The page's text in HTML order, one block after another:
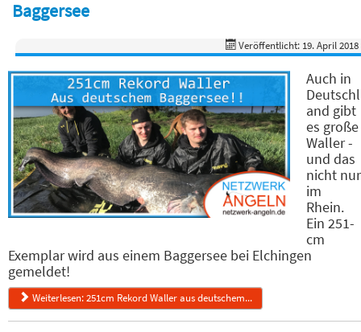
Baggersee
Veröffentlicht: 19. April 2018
Auch in
Deutschl
and gibt
es große
Waller -
und das
nicht nur
im
Rhein.
Ein 251-
cm
Exemplar wird aus einem Baggersee bei Elchingen
gemeldet!
Weiterlesen: 251cm Rekord Waller aus deutschem...